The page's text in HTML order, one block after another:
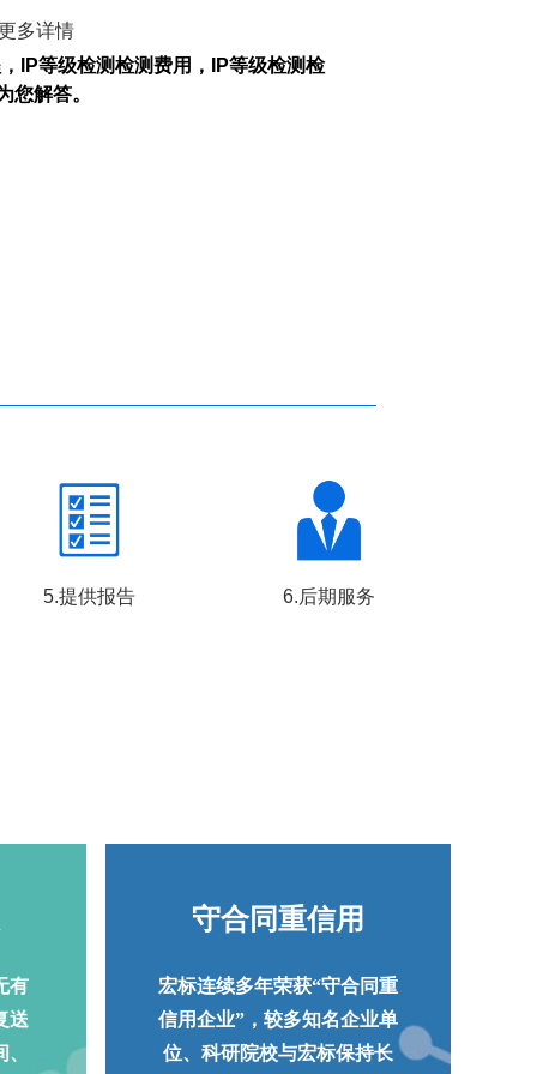
多详情
IP等级检测检测费用， IP等级检测检
您解答。
有
送
守合同重信用
宏标连续多年荣获“守合同重
信用企业”，较多知名企业单
位、科研院校与宏标保持长
5.提供报告 6.后期服务